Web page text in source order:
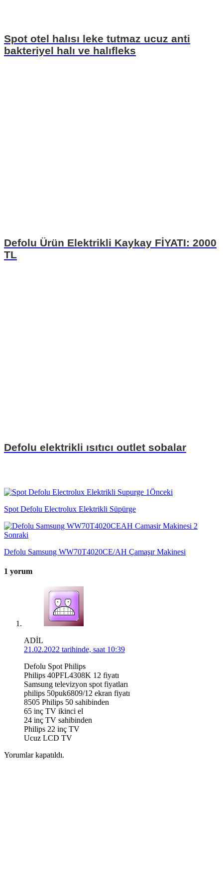
Spot otel halısı leke tutmaz ucuz anti
bakteriyel halı ve halıfleks
Defolu Ürün Elektrikli Kaykay FİYATI: 2000
TL
Defolu elektrikli ısıtıcı outlet sobalar
Önceki
Spot Defolu Electrolux Elektrikli Süpürge
Sonraki
Defolu Samsung WW70T4020CE/AH Çamaşır Makinesi
1 yorum
ADİL
21.02.2022 tarihinde, saat 10:39
Defolu Spot Philips
Philips 40PFL4308K 12 fiyatı
Samsung televizyon spot fiyatları
philips 50puk6809/12 ekran fiyatı
8505 Philips 50 sahibinden
65 inç TV ikinci el
24 inç TV sahibinden
Philips 22 inç TV
Ucuz LCD TV
Yorumlar kapatıldı.